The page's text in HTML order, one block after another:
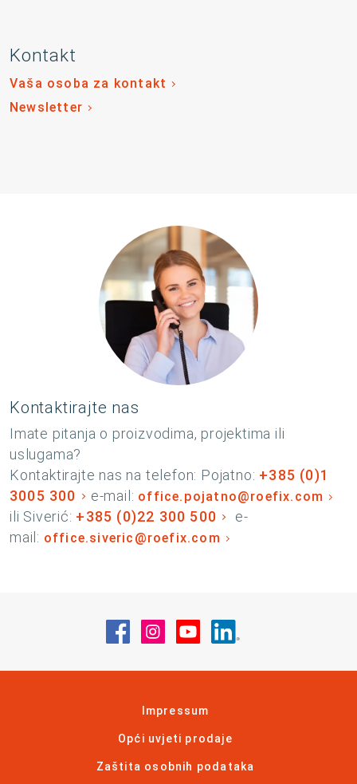
Kontakt
Vaša osoba za kontakt
Newsletter
Kontaktirajte nas
Imate pitanja o proizvodima, projektima ili
uslugama?
Kontaktirajte nas na telefon: Pojatno: +385 (0)1
3005 300
e-mail: office.pojatno@roefix.com
ili Siverić: +385 (0)22 300 500
e-
mail: office.siveric@roefix.com
Posjetite nas na Facebook
Posjetite nas na Instagram
Posjetite nas na
Impressum
Opći uvjeti prodaje
Zaštita osobnih podataka